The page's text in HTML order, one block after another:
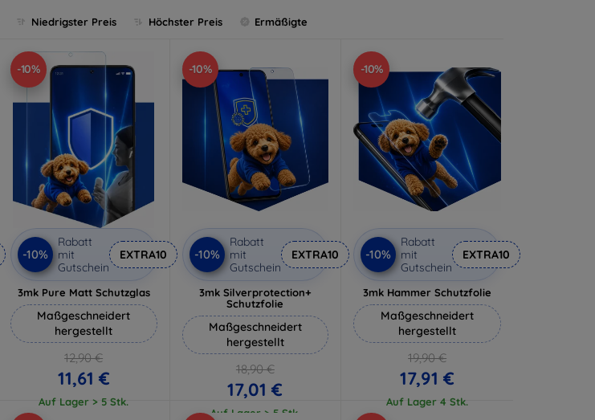
Niedrigster Preis Höchster Preis Ermäßigte
-10%
-10%
Rabatt
mit
Gutschein
EXTRA10
3mk Pure Matt Schutzglas
Maßgeschneidert
hergestellt
12,90 €
11,61 €
Auf Lager > 5 Stk.
-10%
-10%
Rabatt
mit
Gutschein
EXTRA10
3mk Silverprotection+
Schutzfolie
Maßgeschneidert
hergestellt
18,90 €
17,01 €
Auf Lager > 5 Stk.
-10%
-10%
Rabatt
mit
Gutschein
EXTRA10
3mk Hammer Schutzfolie
Maßgeschneidert
hergestellt
19,90 €
17,91 €
Auf Lager 4 Stk.